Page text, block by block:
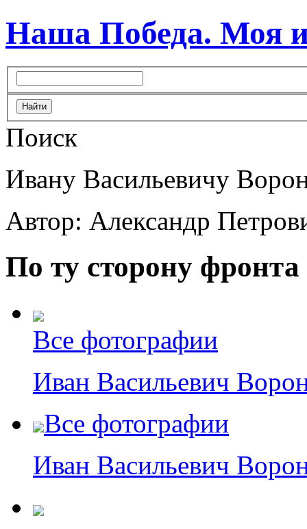
Наша Победа. Моя
Поиск
Ивану Васильевичу
Автор: Александр
По ту сторону фронта
Все фотографии
Иван Васильевич
Все фотографии
Иван Васильевич